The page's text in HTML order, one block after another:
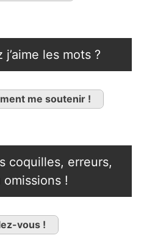
les mots ?
me soutenir !
coquilles, erreurs,
!
vous !